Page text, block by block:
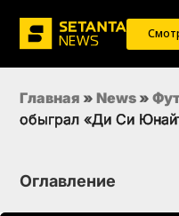
Главная » News »
обыграл «Ди Си
Оглавление